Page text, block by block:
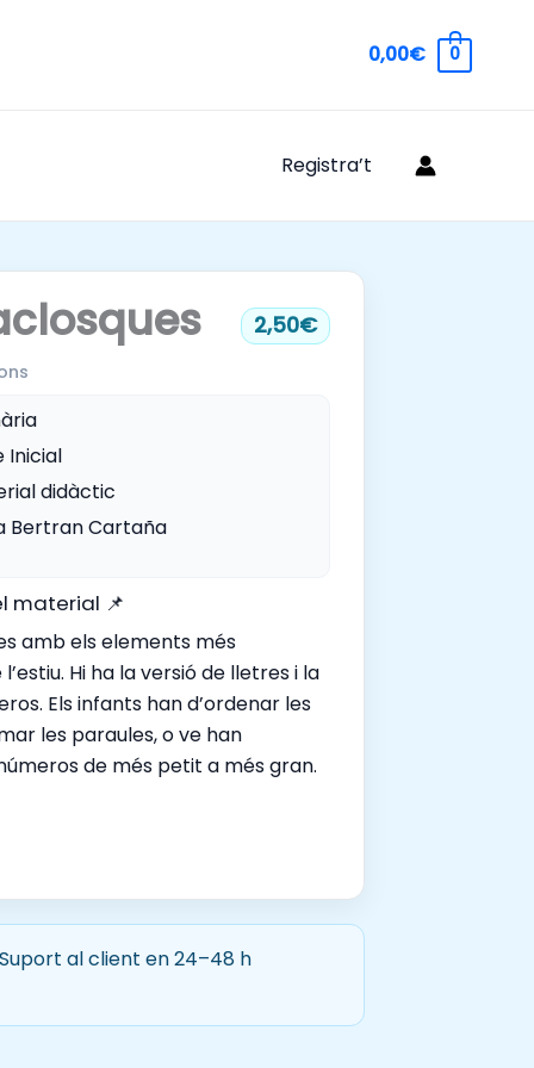
0,00€ 0
Registra’t
2,50€
Inicial
didàctic
Bertran Cartaña
material 📌
amb els elements més
Hi ha la versió de lletres i la
Els infants han d’ordenar les
les paraules, o ve han
de més petit a més gran.
al client en 24–48 h